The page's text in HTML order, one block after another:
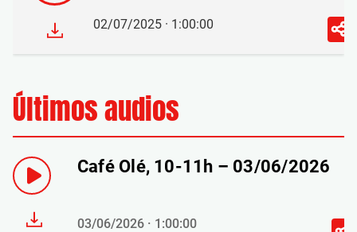
02/07/2025 · 1:00:00
Últimos audios
Café Olé, 10-11h – 03/06/2026
03/06/2026 · 1:00:00